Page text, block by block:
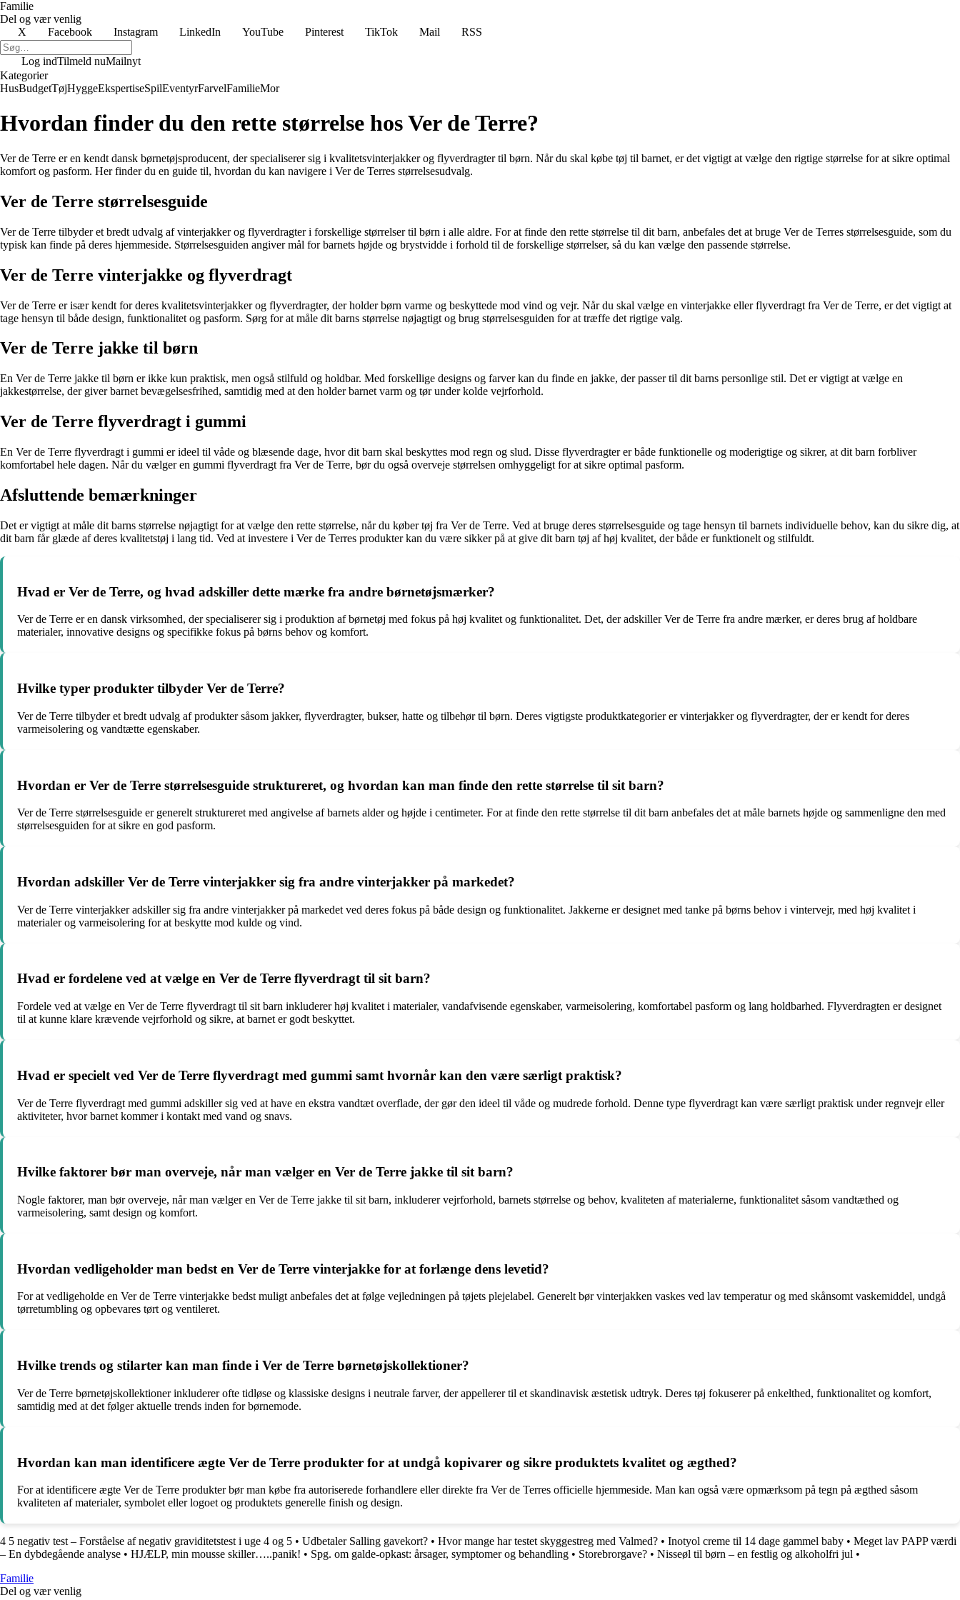
Familie
Del og vær venlig
X
Facebook Instagram LinkedIn YouTube Pinterest TikTok Mail RSS
Log indTilmeld nuMailnyt
Kategorier
HusBudgetTøjHyggeEkspertiseSpilEventyrFarvelFamilieMor
Hvordan finder du den rette størrelse hos Ver de Terre?
Ver de Terre er en kendt dansk børnetøjsproducent, der specialiserer sig i kvalitetsvinterjakker og flyverdragter til børn. Når du skal købe tøj til barnet, er det vigtigt at vælge den rigtige størrelse for at sikre optimal
komfort og pasform. Her finder du en guide til, hvordan du kan navigere i Ver de Terres størrelsesudvalg.
Ver de Terre størrelsesguide
Ver de Terre tilbyder et bredt udvalg af vinterjakker og flyverdragter i forskellige størrelser til børn i alle aldre. For at finde den rette størrelse til dit barn, anbefales det at bruge Ver de Terres størrelsesguide, som du
typisk kan finde på deres hjemmeside. Størrelsesguiden angiver mål for barnets højde og brystvidde i forhold til de forskellige størrelser, så du kan vælge den passende størrelse.
Ver de Terre vinterjakke og flyverdragt
Ver de Terre er især kendt for deres kvalitetsvinterjakker og flyverdragter, der holder børn varme og beskyttede mod vind og vejr. Når du skal vælge en vinterjakke eller flyverdragt fra Ver de Terre, er det vigtigt at
tage hensyn til både design, funktionalitet og pasform. Sørg for at måle dit barns størrelse nøjagtigt og brug størrelsesguiden for at træffe det rigtige valg.
Ver de Terre jakke til børn
En Ver de Terre jakke til børn er ikke kun praktisk, men også stilfuld og holdbar. Med forskellige designs og farver kan du finde en jakke, der passer til dit barns personlige stil. Det er vigtigt at vælge en
jakkestørrelse, der giver barnet bevægelsesfrihed, samtidig med at den holder barnet varm og tør under kolde vejrforhold.
Ver de Terre flyverdragt i gummi
En Ver de Terre flyverdragt i gummi er ideel til våde og blæsende dage, hvor dit barn skal beskyttes mod regn og slud. Disse flyverdragter er både funktionelle og moderigtige og sikrer, at dit barn forbliver
komfortabel hele dagen. Når du vælger en gummi flyverdragt fra Ver de Terre, bør du også overveje størrelsen omhyggeligt for at sikre optimal pasform.
Afsluttende bemærkninger
Det er vigtigt at måle dit barns størrelse nøjagtigt for at vælge den rette størrelse, når du køber tøj fra Ver de Terre. Ved at bruge deres størrelsesguide og tage hensyn til barnets individuelle behov, kan du sikre dig, at
dit barn får glæde af deres kvalitetstøj i lang tid. Ved at investere i Ver de Terres produkter kan du være sikker på at give dit barn tøj af høj kvalitet, der både er funktionelt og stilfuldt.
Hvad er Ver de Terre, og hvad adskiller dette mærke fra andre børnetøjsmærker?
Ver de Terre er en dansk virksomhed, der specialiserer sig i produktion af børnetøj med fokus på høj kvalitet og funktionalitet. Det, der adskiller Ver de Terre fra andre mærker, er deres brug af holdbare
materialer, innovative designs og specifikke fokus på børns behov og komfort.
Hvilke typer produkter tilbyder Ver de Terre?
Ver de Terre tilbyder et bredt udvalg af produkter såsom jakker, flyverdragter, bukser, hatte og tilbehør til børn. Deres vigtigste produktkategorier er vinterjakker og flyverdragter, der er kendt for deres
varmeisolering og vandtætte egenskaber.
Hvordan er Ver de Terre størrelsesguide struktureret, og hvordan kan man finde den rette størrelse til sit barn?
Ver de Terre størrelsesguide er generelt struktureret med angivelse af barnets alder og højde i centimeter. For at finde den rette størrelse til dit barn anbefales det at måle barnets højde og sammenligne den med
størrelsesguiden for at sikre en god pasform.
Hvordan adskiller Ver de Terre vinterjakker sig fra andre vinterjakker på markedet?
Ver de Terre vinterjakker adskiller sig fra andre vinterjakker på markedet ved deres fokus på både design og funktionalitet. Jakkerne er designet med tanke på børns behov i vintervejr, med høj kvalitet i
materialer og varmeisolering for at beskytte mod kulde og vind.
Hvad er fordelene ved at vælge en Ver de Terre flyverdragt til sit barn?
Fordele ved at vælge en Ver de Terre flyverdragt til sit barn inkluderer høj kvalitet i materialer, vandafvisende egenskaber, varmeisolering, komfortabel pasform og lang holdbarhed. Flyverdragten er designet
til at kunne klare krævende vejrforhold og sikre, at barnet er godt beskyttet.
Hvad er specielt ved Ver de Terre flyverdragt med gummi samt hvornår kan den være særligt praktisk?
Ver de Terre flyverdragt med gummi adskiller sig ved at have en ekstra vandtæt overflade, der gør den ideel til våde og mudrede forhold. Denne type flyverdragt kan være særligt praktisk under regnvejr eller
aktiviteter, hvor barnet kommer i kontakt med vand og snavs.
Hvilke faktorer bør man overveje, når man vælger en Ver de Terre jakke til sit barn?
Nogle faktorer, man bør overveje, når man vælger en Ver de Terre jakke til sit barn, inkluderer vejrforhold, barnets størrelse og behov, kvaliteten af materialerne, funktionalitet såsom vandtæthed og
varmeisolering, samt design og komfort.
Hvordan vedligeholder man bedst en Ver de Terre vinterjakke for at forlænge dens levetid?
For at vedligeholde en Ver de Terre vinterjakke bedst muligt anbefales det at følge vejledningen på tøjets plejelabel. Generelt bør vinterjakken vaskes ved lav temperatur og med skånsomt vaskemiddel, undgå
tørretumbling og opbevares tørt og ventileret.
Hvilke trends og stilarter kan man finde i Ver de Terre børnetøjskollektioner?
Ver de Terre børnetøjskollektioner inkluderer ofte tidløse og klassiske designs i neutrale farver, der appellerer til et skandinavisk æstetisk udtryk. Deres tøj fokuserer på enkelthed, funktionalitet og komfort,
samtidig med at det følger aktuelle trends inden for børnemode.
Hvordan kan man identificere ægte Ver de Terre produkter for at undgå kopivarer og sikre produktets kvalitet og ægthed?
For at identificere ægte Ver de Terre produkter bør man købe fra autoriserede forhandlere eller direkte fra Ver de Terres officielle hjemmeside. Man kan også være opmærksom på tegn på ægthed såsom
kvaliteten af materialer, symbolet eller logoet og produktets generelle finish og design.
4 5 negativ test – Forståelse af negativ graviditetstest i uge 4 og 5 • Udbetaler Salling gavekort? • Hvor mange har testet skyggestreg med Valmed? • Inotyol creme til 14 dage gammel baby • Meget lav PAPP værdi
– En dybdegående analyse • HJÆLP, min mousse skiller…..panik! • Spg. om galde-opkast: årsager, symptomer og behandling • Storebrorgave? • Nisseøl til børn – en festlig og alkoholfri jul •
Familie
Del og vær venlig